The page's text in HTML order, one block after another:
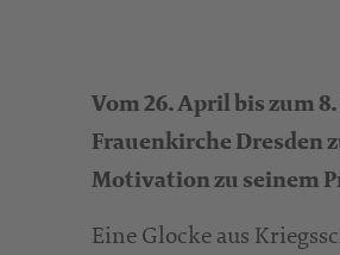
Vom 26. April bis zum
Frauenkirche Dresden
Motivation zu seinem
Eine Glocke aus